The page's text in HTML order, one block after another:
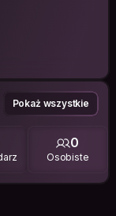
Pokaż wszystkie
0
Osobiste